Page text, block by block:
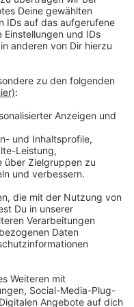
habe, von
wieder und heiße
Den Krieg
seiner Rückkehr
Profil. Die
ist innerhalb
wenige Stunde
MÜNSTER-
und Gerrit Nissen